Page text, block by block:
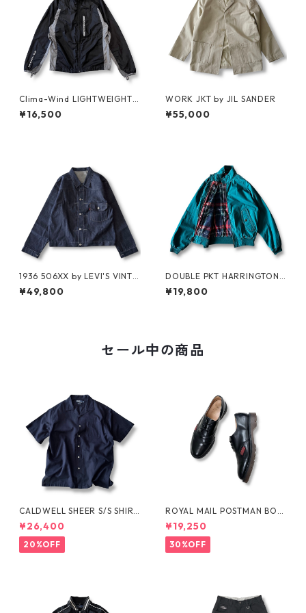
Clima-Wind LIGHTWEIGHT J
KT by SALOMON
¥16,500
WORK JKT by JIL SANDER
¥55,000
1936 506XX by LEVI'S VINTA
GE GLOTHING NO-WASH
¥49,800
DOUBLE PKT HARRINGTON J
KT by LANDS'END
¥19,800
セール中の商品
CALDWELL SHEER S/S SHIRT
by Polo Ralph Lauren
¥26,400
20%OFF
ROYAL MAIL POSTMAN BOO
TS by Dr.MARTENS
¥19,250
30%OFF